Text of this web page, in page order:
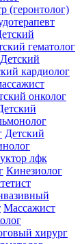
(геронтолог)
гематолог
Детский
кардиолог
онколог
Детский
лфк
Кинезиолог
Массажист
хирург